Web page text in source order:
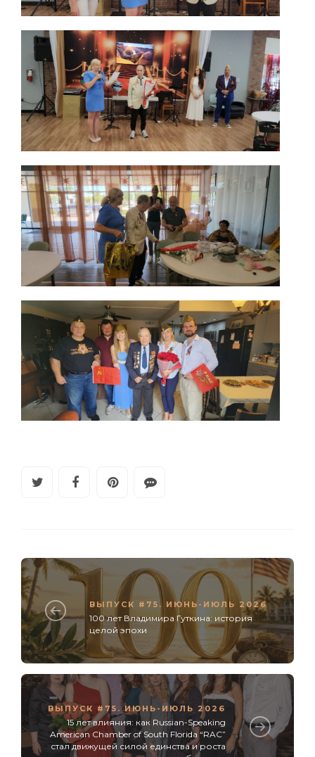
ВЫПУСК #75. ИЮНЬ-ИЮЛЬ 2026
100 лет Владимира Гуткина: история
целой эпохи
ВЫПУСК #75. ИЮНЬ-ИЮЛЬ 2026
15 лет влияния: как Russian-Speaking
American Chamber of South Florida “RAC”
стал движущей силой единства и роста